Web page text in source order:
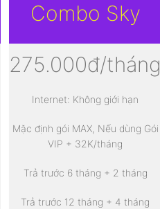
Combo Sky
275.000đ/tháng
Internet: Không giới hạn
Mặc định gói MAX, Nếu dùng Gói
VIP + 32K/tháng
Trả trước 6 tháng + 2 tháng
Trả trước 12 tháng + 4 tháng